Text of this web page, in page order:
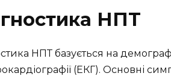
НПТ
НПТ базується на
(ЕКГ). Основні